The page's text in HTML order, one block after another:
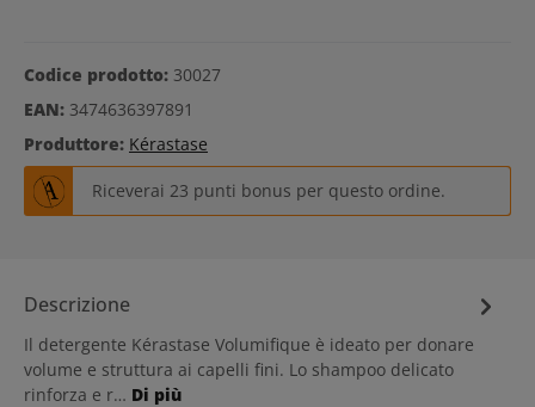
Codice prodotto: 30027
EAN: 3474636397891
Produttore: Kérastase
Riceverai 23 punti bonus per questo ordine.
Descrizione
Il detergente Kérastase Volumifique è ideato per donare
volume e struttura ai capelli fini. Lo shampoo delicato
rinforza e r… Di più